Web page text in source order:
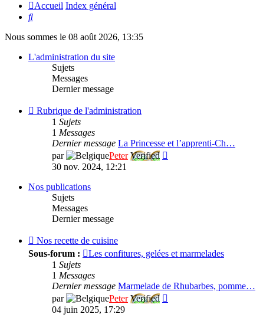
Accueil Index général
Rechercher
Nous sommes le 08 août 2026, 13:35
L'administration du site
Sujets
Messages
Dernier message
Flux
Rubrique
l'administration
Rubrique de l'administration
1 Sujets
1 Messages
Dernier message La Princesse et l’apprenti-Ch…
par
Peter Verified
30 nov. 2024, 12:21
Nos publications
Sujets
Messages
Dernier message
Flux
Nos
recette
cuisine
Nos recette de cuisine
Sous-forum :
Les confitures, gelées et marmelades
1 Sujets
1 Messages
Dernier message Marmelade de Rhubarbes, pomme…
par
Peter Verified
04 juin 2025, 17:29